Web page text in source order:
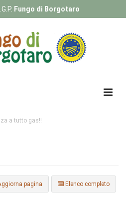
Fungo di Borgotaro
a tutto gas!!
Elenco completo
pagina